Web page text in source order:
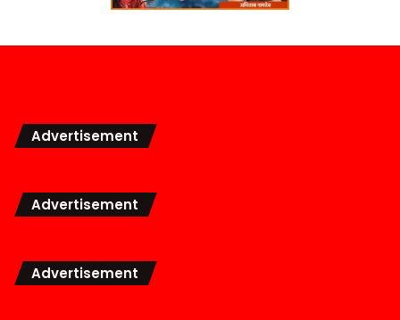
Advertisement
Advertisement
Advertisement